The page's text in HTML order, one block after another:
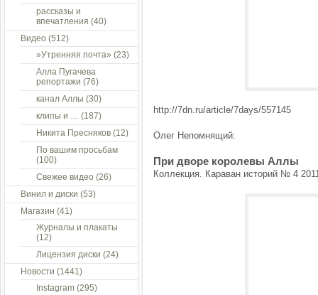
http://7dn.ru/article/7days/557145
Олег Непомнящий:
При дворе королевы Аллы
Коллекция. Караван историй № 4
рассказы и
впечатления (40)
Видео (512)
»Утренняя почта» (23)
Алла Пугачева
репортажи (76)
канал Аллы (30)
клипы и … (187)
Никита Пресняков (12)
По вашим просьбам
(100)
Свежее видео (26)
Винил и диски (53)
Магазин (41)
Журналы и плакаты
(12)
Лицензия диски (24)
Новости (1441)
Instagram (295)